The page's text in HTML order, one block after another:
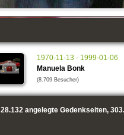
1970-11-13 - 1999-01-06
Manuela Bonk
(8.709 Besucher)
28.132angelegte Gedenkseiten,